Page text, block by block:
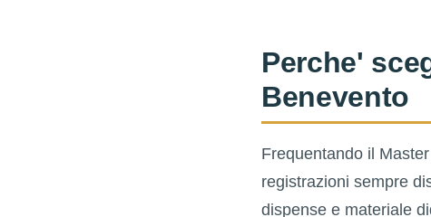
Perche'
Benevento
Frequentando il
registrazioni sempre
dispense e materiale